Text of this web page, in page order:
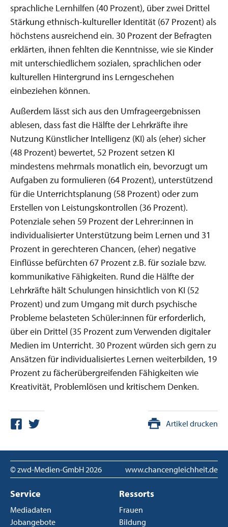
sprachliche Lernhilfen (40 Prozent), über zwei Drittel
Stärkung ethnisch-kultureller Identität (67 Prozent) als
höchstens ausreichend ein. 30 Prozent der Befragten
erklärten, ihnen fehlten die Kenntnisse, wie sie Kinder
mit unterschiedlichem sozialen, sprachlichen oder
kulturellen Hintergrund ins Lerngeschehen
einbeziehen können.
Außerdem lässt sich aus den Umfrageergebnissen
ablesen, dass fast die Hälfte der Lehrkräfte ihre
Nutzung Künstlicher Intelligenz (KI) als (eher) sicher
(48 Prozent) bewertet, 52 Prozent setzen KI
mindestens mehrmals monatlich ein, bevorzugt um
Aufgaben zu formulieren (64 Prozent), unterstützend
für die Unterrichtsplanung (58 Prozent) oder zum
Erstellen von Leistungskontrollen (36 Prozent).
Potenziale sehen 59 Prozent der Lehrer:innen in
individualisierter Unterstützung beim Lernen und 31
Prozent in gerechteren Chancen, (eher) negative
Einflüsse befürchten 67 Prozent z.B. für soziale bzw.
kommunikative Fähigkeiten. Rund die Hälfte der
Lehrkräfte hält Schulungen hinsichtlich von KI (52
Prozent) und zum Umgang mit durch psychische
Probleme belasteten Schüler:innen für erforderlich,
über ein Drittel (35 Prozent zum Verwenden digitaler
Medien im Unterricht. 30 Prozent würden sich gern zu
Ansätzen für individualisiertes Lernen weiterbilden, 19
Prozent zu fächerübergreifenden Fähigkeiten wie
Kreativität, Problemlösen und kritischem Denken.
Artikel drucken
© zwd-Medien-GmbH2026 www.chancengleichheit.de
Service
Mediadaten
Jobangebote
Ressorts
Frauen
Bildung